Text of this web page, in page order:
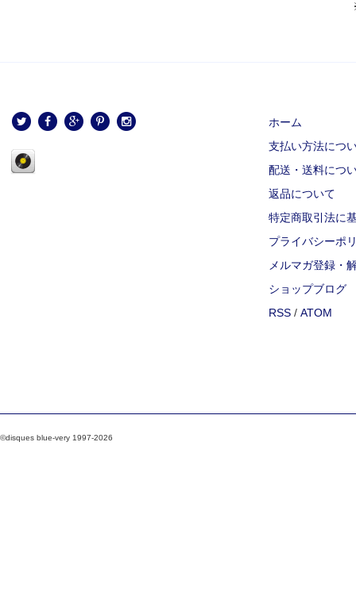
ホーム
支払い方法につ
配送・送料につ
返品について
特定商取引法に
プライバシーポ
メルマガ登録・
ショップブログ
RSS / ATOM
©disques blue-very 1997-2026